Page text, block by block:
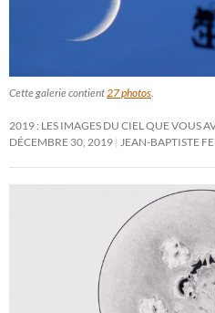
Cette galerie contient27 photos.
2019 : LES IMAGES DU CIEL QUE VOUS
DÉCEMBRE 30, 2019 JEAN-BAPTISTE